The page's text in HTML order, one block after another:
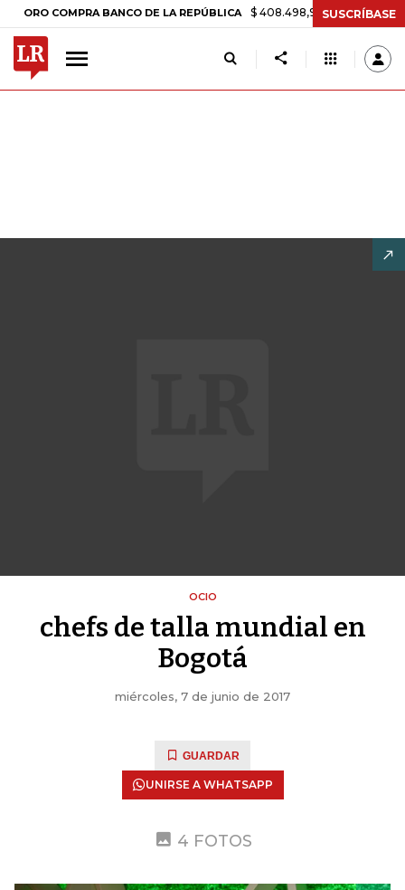
BANCO DE LA REPÚBLICA $ 408.498,97 +$ 8.753,81 +2,19%
SUSCRÍBASE
OCIO
chefs de talla mundial en
Bogotá
miércoles, 7 de junio de 2017
GUARDAR
UNIRSE A WHATSAPP
4 FOTOS